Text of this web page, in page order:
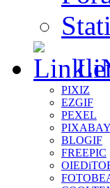
PIXIZ
EZGIF
PEXEL
PIXABAY
BLOGIF
FREEPIC